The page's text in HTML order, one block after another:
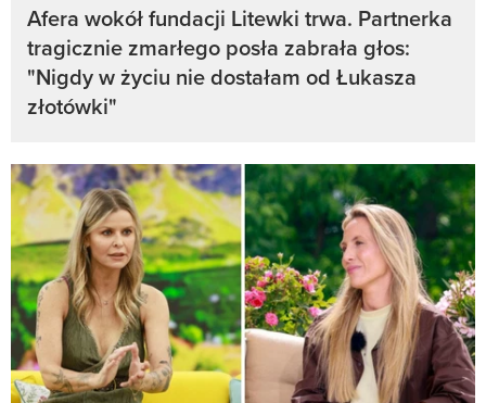
Afera wokół fundacji Litewki trwa. Partnerka
tragicznie zmarłego posła zabrała głos:
"Nigdy w życiu nie dostałam od Łukasza
złotówki"